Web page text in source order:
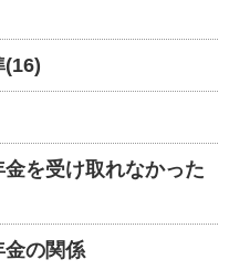
(16)
を受け取れなかった
金の関係